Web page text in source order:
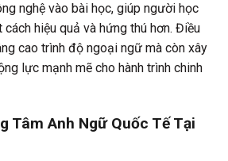
nghệ vào bài học, giúp người học
hiệu quả và hứng thú hơn. Điều
cao trình độ ngoại ngữ mà còn xây
lực mạnh mẽ cho hành trình chinh
Tâm Anh Ngữ Quốc Tế Tại